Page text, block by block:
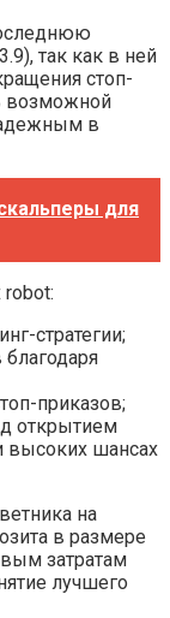
так как в ней
стоп-
возможной
в
для
стратегии;
приказов;
открытием
высоких шансах
на
в размере
затратам
лучшего